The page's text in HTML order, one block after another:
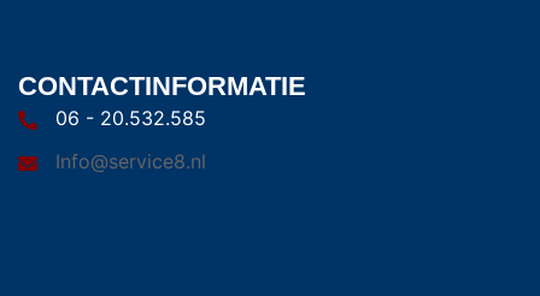
CONTACTINFORMATIE
06 - 20.532.585
Info@service8.nl